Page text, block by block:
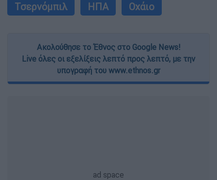
Τσερνόμπιλ
ΗΠΑ Οχάιο
Ακολούθησε το Έθνος στο Google News!
Live όλες οι εξελίξεις λεπτό προς λεπτό, με την
υπογραφή του www.ethnos.gr